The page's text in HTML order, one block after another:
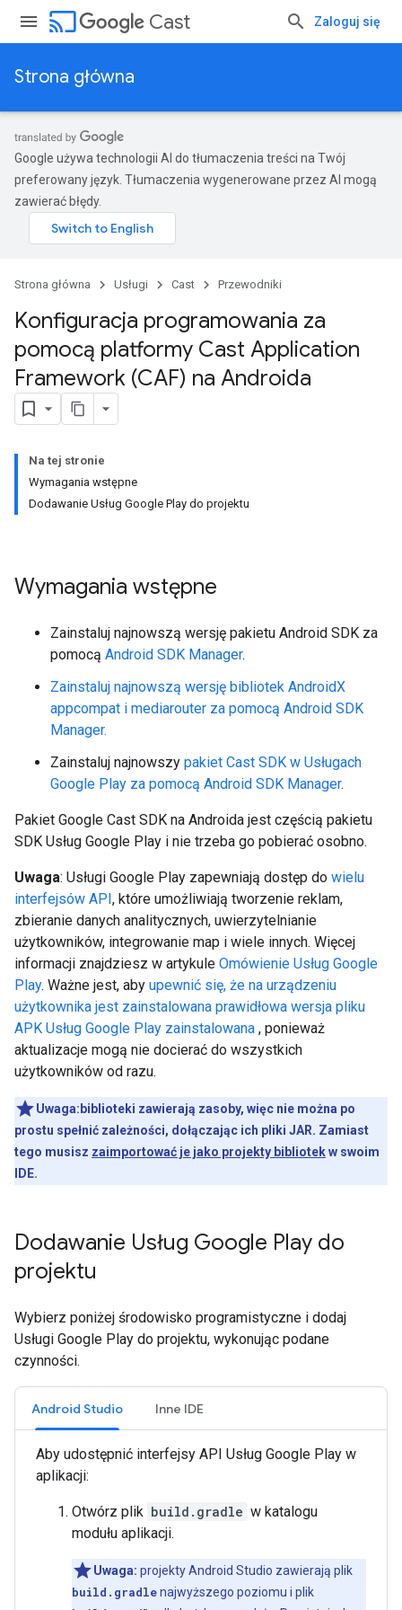
cast Cast Zaloguj się
Strona główna
Google używa technologii AI do tłumaczenia treści na Twój
preferowany język. Tłumaczenia wygenerowane przez AI mogą
zawierać błędy.
Strona główna Usługi Cast Przewodniki
Konfiguracja programowania za
pomocą platformy Cast Application
Framework (CAF) na Androida
Na tej stronie
Wymagania wstępne
Dodawanie Usług Google Play do projektu
Wymagania wstępne
Zainstaluj najnowszą wersję pakietu Android SDK za
pomocą Android SDK Manager.
Zainstaluj najnowszą wersję bibliotek AndroidX
appcompat i mediarouter za pomocą Android SDK
Manager.
Zainstaluj najnowszy pakiet Cast SDK w Usługach
Google Play za pomocą Android SDK Manager.
Pakiet Google Cast SDK na Androida jest częścią pakietu
SDK Usług Google Play i nie trzeba go pobierać osobno.
Uwaga: Usługi Google Play zapewniają dostęp do wielu
interfejsów API, które umożliwiają tworzenie reklam,
zbieranie danych analitycznych, uwierzytelnianie
użytkowników, integrowanie map i wiele innych. Więcej
informacji znajdziesz w artykule Omówienie Usług Google
Play. Ważne jest, aby upewnić się, że na urządzeniu
użytkownika jest zainstalowana prawidłowa wersja pliku
APK Usług Google Play zainstalowana , ponieważ
aktualizacje mogą nie docierać do wszystkich
użytkowników od razu.
Uwaga:biblioteki zawierają zasoby, więc nie można po
prostu spełnić zależności, dołączając ich pliki JAR. Zamiast
tego musisz zaimportować je jako projekty bibliotekw swoim
IDE.
Dodawanie Usług Google Play do
projektu
Wybierz poniżej środowisko programistyczne i dodaj
Usługi Google Play do projektu, wykonując podane
czynności.
Android Studio Inne IDE
Aby udostępnić interfejsy API Usług Google Play w
aplikacji:
Otwórz plik build.gradle w katalogu
modułu aplikacji.
Uwaga: projekty Android Studio zawierają plik
build.gradlenajwyższego poziomu i plik